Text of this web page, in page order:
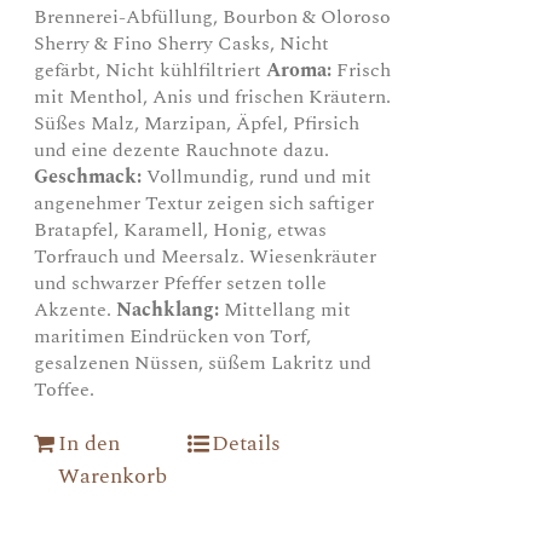
Brennerei-Abfüllung, Bourbon & Oloroso
Sherry & Fino Sherry Casks, Nicht
gefärbt, Nicht kühlfiltriertAroma: Frisch
mit Menthol, Anis und frischen Kräutern.
Süßes Malz, Marzipan, Äpfel, Pfirsich
und eine dezente Rauchnote dazu.
Geschmack:Vollmundig, rund und mit
angenehmer Textur zeigen sich saftiger
Bratapfel, Karamell, Honig, etwas
Torfrauch und Meersalz. Wiesenkräuter
und schwarzer Pfeffer setzen tolle
Akzente. Nachklang: Mittellang mit
maritimen Eindrücken von Torf,
gesalzenen Nüssen, süßem Lakritz und
Toffee.
In den
Warenkorb
Details